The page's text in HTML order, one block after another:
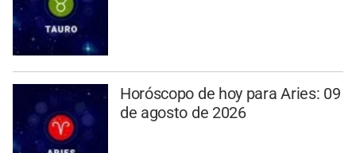
Horóscopo de hoy para Aries: 09
de agosto de 2026